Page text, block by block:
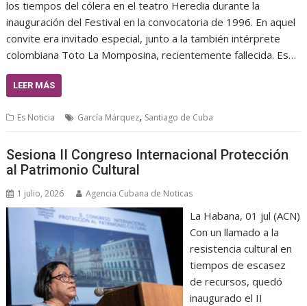
los tiempos del cólera en el teatro Heredia durante la
inauguración del Festival en la convocatoria de 1996. En aquel
convite era invitado especial, junto a la también intérprete
colombiana Toto La Momposina, recientemente fallecida. Es…
LEER MÁS
Es Noticia García Márquez, Santiago de Cuba
Sesiona II Congreso Internacional Protección
al Patrimonio Cultural
1 julio, 2026 Agencia Cubana de Noticas
La Habana, 01 jul (ACN)
Con un llamado a la
resistencia cultural en
tiempos de escasez
de recursos, quedó
inaugurado el II